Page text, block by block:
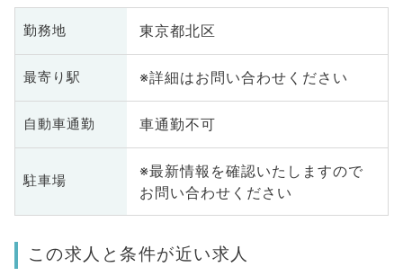
勤務地 東京都北区
最寄り駅 ※詳細はお問い合わせください
自動車通勤 車通勤不可
駐車場
※最新情報を確認いたしますので
お問い合わせください
この求人と条件が近い求人